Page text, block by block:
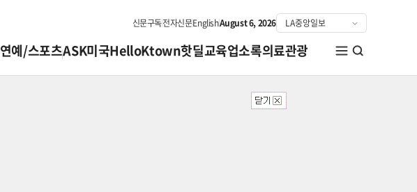
신문구독전자신문EnglishAugust 6, 2026
연예/스포츠ASK미국HelloKtown핫딜교육업소록의료관광